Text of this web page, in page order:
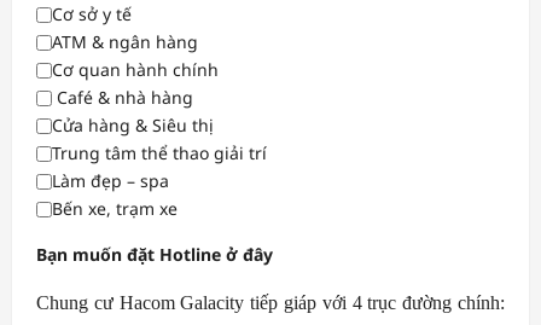
Cơ sở y tế
ATM & ngân hàng
Cơ quan hành chính
Café & nhà hàng
Cửa hàng & Siêu thị
Trung tâm thể thao giải trí
Làm đẹp – spa
Bến xe, trạm xe
Bạn muốn đặt Hotline ở đây
Chung cư Hacom Galacity tiếp giáp với 4 trục đường chính: